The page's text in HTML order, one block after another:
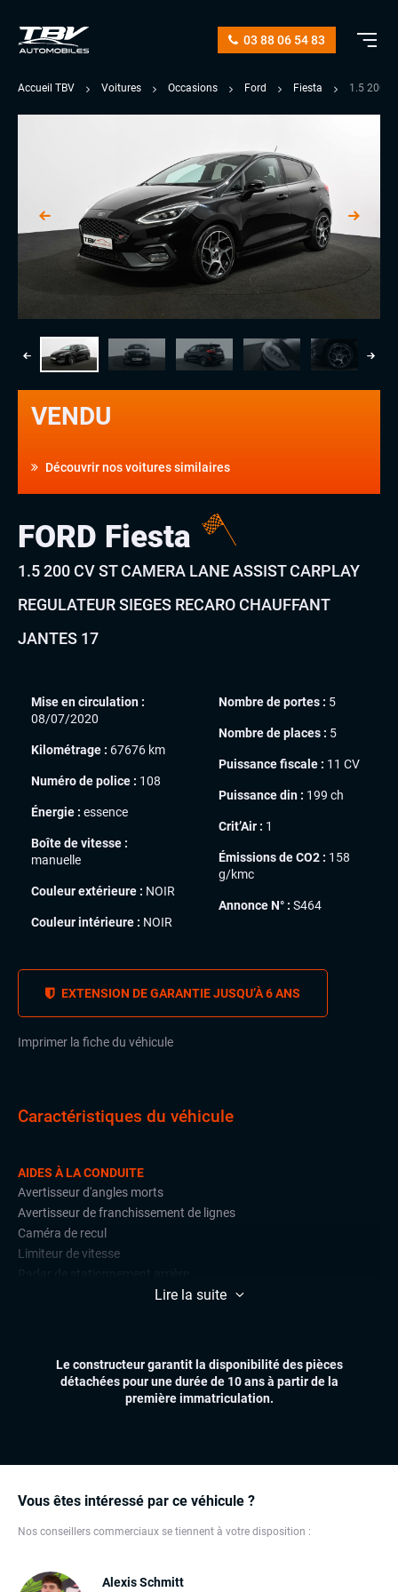
03 88 06 54 83
Accueil TBV Voitures Occasions Ford Fiesta 1.5 200
VENDU
Découvrir nos voitures similaires
FORD Fiesta
1.5 200 CV ST CAMERA LANE ASSIST CARPLAY
REGULATEUR SIEGES RECARO CHAUFFANT
JANTES 17
Mise en circulation :
08/07/2020
Kilométrage : 67676 km
Numéro de police : 108
Énergie : essence
Boîte de vitesse :
manuelle
Couleur extérieure : NOIR
Couleur intérieure : NOIR
Nombre de portes : 5
Nombre de places : 5
Puissance fiscale : 11 CV
Puissance din : 199 ch
Crit’Air : 1
Émissions de CO2 : 158
g/kmc
Annonce N° : S464
EXTENSION DE GARANTIE JUSQU’À 6 ANS
Imprimer la fiche du véhicule
Vous êtes intéressé par ce véhicule ?
Nos conseillers commerciaux se tiennent à votre disposition :
Alexis Schmitt
Caractéristiques du véhicule
AIDES À LA CONDUITE
Avertisseur d'angles morts
Avertisseur de franchissement de lignes
Caméra de recul
Limiteur de vitesse
Démarrage mains libres
Essuie-glaces automatiques
Volant multifonctions
ÉLECTRONIQUE
embarqué)
Lire la suite
Le constructeur garantit la disponibilité des pièces
détachées pour une durée de 10 ans à partir de la
première immatriculation.